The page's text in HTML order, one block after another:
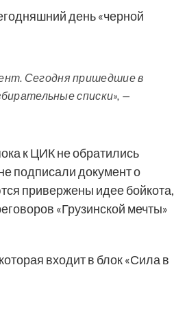
день «черной
Сегодня пришедшие в
списки», —
к ЦИК не обратились
подписали документ о
привержены идее бойкота,
«Грузинской мечты»
входит в блок «Сила в